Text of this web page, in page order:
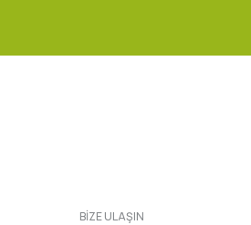
BİZE ULAŞIN